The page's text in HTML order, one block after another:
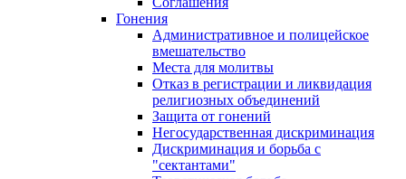
Гонения
Административное и полицейское
вмешательство
Места для молитвы
Отказ в регистрации и ликвидация
религиозных объединений
Защита от гонений
Негосударственная дискриминация
Дискриминация и борьба с
"сектантами"